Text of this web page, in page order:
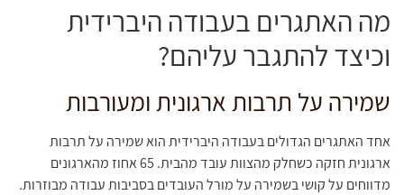
מה האתגרים בעבודה היברידית
וכיצד להתגבר עליהם?
שמירה על תרבות ארגונית ומעורבות
אחד האתגרים הגדולים בעבודה היברידית הוא שמירה על תרבות
ארגונית חזקה כשחלק מהצוות עובד מהבית. 65 אחוז מהארגונים
מדווחים על קושי בשמירה על מורל העובדים בסביבות עבודה מבוזרות.